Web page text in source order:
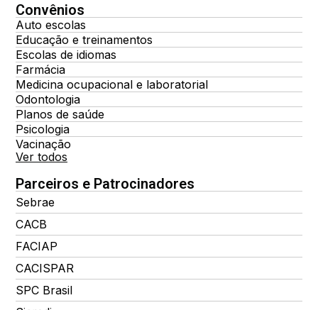
Convênios
Auto escolas
Educação e treinamentos
Escolas de idiomas
Farmácia
Medicina ocupacional e laboratorial
Odontologia
Planos de saúde
Psicologia
Vacinação
Ver todos
Parceiros e Patrocinadores
Sebrae
CACB
FACIAP
CACISPAR
SPC Brasil